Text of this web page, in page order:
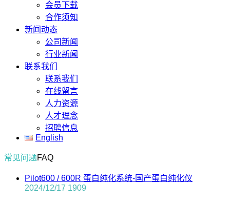
会员下载
合作须知
新闻动态
公司新闻
行业新闻
联系我们
联系我们
在线留言
人力资源
人才理念
招聘信息
English
常见问题FAQ
Pilot600 / 600R 蛋白纯化系统-国产蛋白纯化仪
2024/12/17 1909